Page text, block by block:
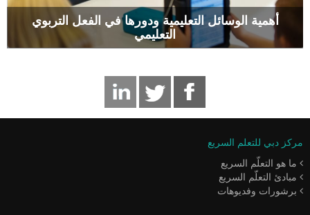
أهمية الوسائل التعليمية ودورها في الفعل التربوي
التعليمي
مركز دبي للتعلم السريع
ما هو التعلّم السريع
مبادئ التعلّم السريع
برشورات وفديوهات